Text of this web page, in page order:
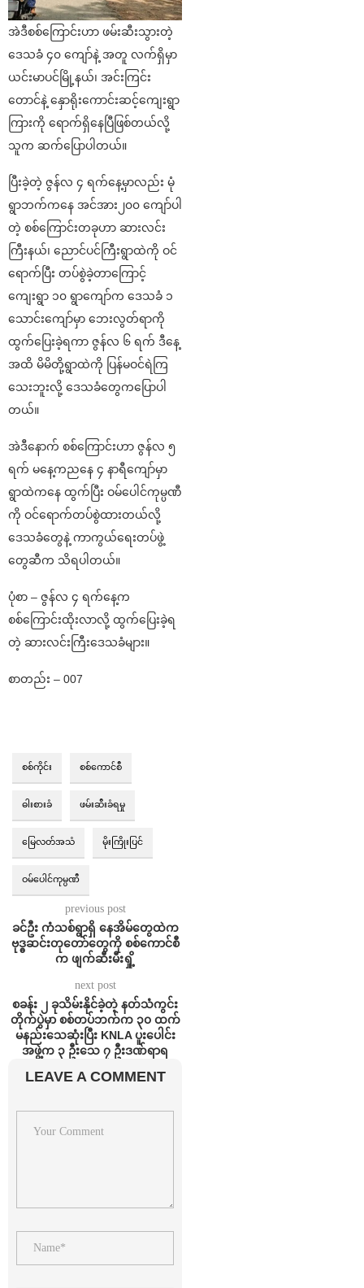
အဲဒီစစ်ကြောင်းဟာ ဖမ်းဆီးသွားတဲ့
ဒေသခံ ၄၀ ကျော်နဲ့ အတူ လက်ရှိမှာ
ယင်းမာပင်မြို့နယ်၊ အင်းကြင်း
တောင်နဲ့ နှောရိုးကောင်းဆင့်ကျေးရွာ
ကြားကို ရောက်ရှိနေပြီဖြစ်တယ်လို့
သူက ဆက်ပြောပါတယ်။
ပြီးခဲ့တဲ့ ဇွန်လ ၄ ရက်နေ့မှာလည်း မုံ
ရွာဘက်ကနေ အင်အား၂၀၀ ကျော်ပါ
တဲ့ စစ်ကြောင်းတခုဟာ ဆားလင်း
ကြီးနယ်၊ ညောင်ပင်ကြီးရွာထဲကို ဝင်
ရောက်ပြီး တပ်စွဲခဲ့တာကြောင့်
ကျေးရွာ ၁၀ ရွာကျော်က ဒေသခံ ၁
သောင်းကျော်မှာ ဘေးလွတ်ရာကို
ထွက်ပြေးခဲ့ရကာ ဇွန်လ ၆ ရက် ဒီနေ့
အထိ မိမိတို့ရွာထဲကို ပြန်မဝင်ရဲကြ
သေးဘူးလို့ ဒေသခံတွေကပြောပါ
တယ်။
အဲဒီနောက် စစ်ကြောင်းဟာ ဇွန်လ ၅
ရက် မနေ့ကညနေ ၄ နာရီကျော်မှာ
ရွာထဲကနေ ထွက်ပြီး ဝမ်ပေါင်ကုမ္ပဏီ
ကို ဝင်ရောက်တပ်စွဲထားတယ်လို့
ဒေသခံတွေနဲ့ ကာကွယ်ရေးတပ်ဖွဲ့
တွေဆီက သိရပါတယ်။
ပုံစာ – ဇွန်လ ၄ ရက်နေ့က
စစ်ကြောင်းထိုးလာလို့ ထွက်ပြေးခဲ့ရ
တဲ့ ဆားလင်းကြီးဒေသခံများ။
စာတည်း – 007
စစ်ကိုင်း စစ်ကောင်စီ
ဓါးစားခံ ဖမ်းဆီးခံရမှု
မြေလတ်အသံ မိုးကြိုးပြင်
ဝမ်ပေါင်ကုမ္ပဏီ
previous post
ခင်ဦး ကံသစ်ရွာရှိ နေအိမ်တွေထဲက
ဗုဒ္ဓဆင်းတုတော်တွေကို စစ်ကောင်စီ
က ဖျက်ဆီးမီးရှို့
next post
စခန်း ၂ ခုသိမ်းနိုင်ခဲ့တဲ့ နတ်သံကွင်း
တိုက်ပွဲမှာ စစ်တပ်ဘက်က ၃၀ ထက်
မနည်းသေဆုံးပြီး KNLA ပူးပေါင်း
အဖွဲ့က ၃ ဦးသေ ၇ ဦးဒဏ်ရာရ
LEAVE A COMMENT